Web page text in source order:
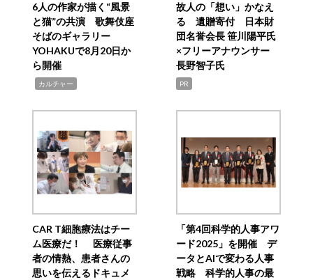
6人の作家が描く“風景
と猫”の共演 歌舞伎座
そばのギャラリー
YOHAKUで8月20日か
ら開催
カルチャー
故人の「想い」かなえ
る 遺贈寄付 日本財
団名誉会長 笹川陽平氏
×フリーアナウンサー
長野智子氏
PR
CAR T細胞療法はチー
ム医療だ！ 医療従事
者の情熱、患者さんの
思いを伝えるドキュメ
「第4回科学的人事アワ
ード2025」を開催 デ
ータとAIで変わる人事
戦略 科学的人事の最